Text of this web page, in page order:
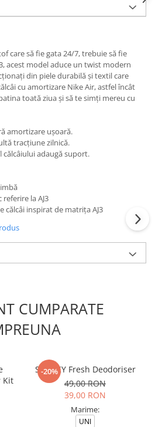
care să fie gata 24/7, trebuie să fie
acest model aduce un twist modern
din piele durabilă și textil care
cu amortizare Nike Air, astfel încât
toată ziua și să te simți mereu cu
amortizare ușoară.
tracțiune zilnică.
adaugă suport.
la AJ3
călcâi inspirat de matrița AJ3
CUMPARATE
Kit
-20%
SNEAKY Fresh Deodoriser
49,00 RON
39,00 RON
Marime:
UNI